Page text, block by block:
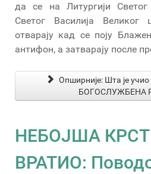
да се на Литургији
Светог Василија Великог
отварају кад се поју
антифон, а затварају после
Опширније: Шта је
БОГОСЛУЖБЕНА
НЕБОЈША
ВРАТИО: